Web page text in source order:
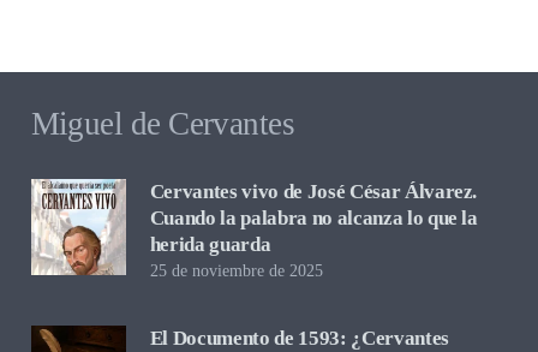
Miguel de Cervantes
Cervantes vivo de José César Álvarez.
Cuando la palabra no alcanza lo que la
herida guarda
25 de noviembre de 2025
El Documento de 1593: ¿Cervantes